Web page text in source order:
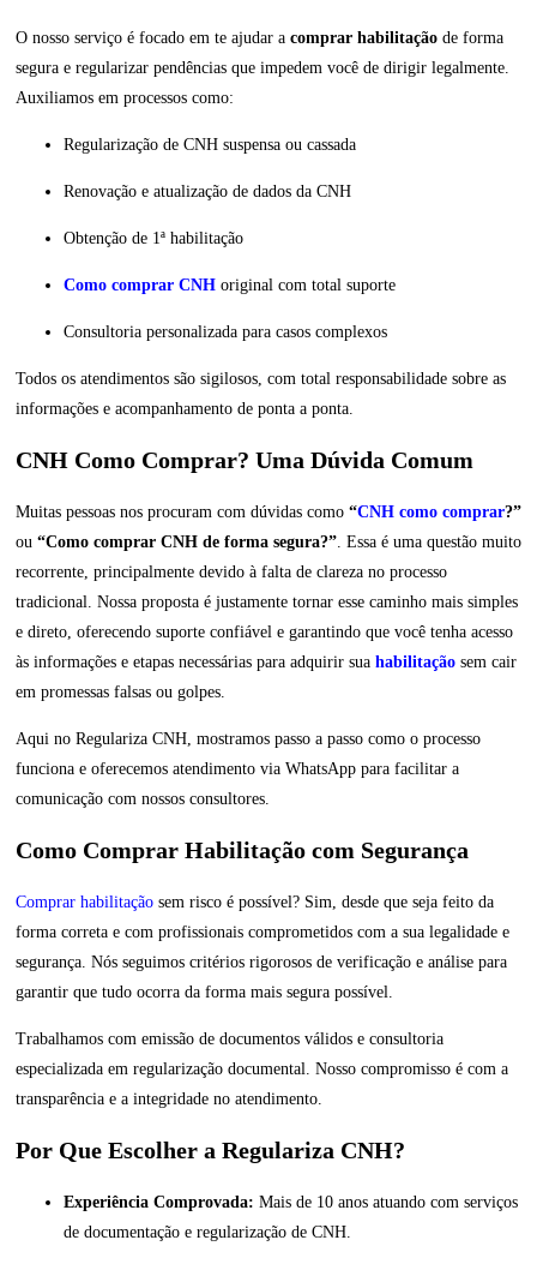
O nosso serviço é focado em te ajudar a comprar habilitação de forma
segura e regularizar pendências que impedem você de dirigir legalmente.
Auxiliamos em processos como:
Regularização de CNH suspensa ou cassada
Renovação e atualização de dados da CNH
Obtenção de 1ª habilitação
Como comprar CNH original com total suporte
Consultoria personalizada para casos complexos
Todos os atendimentos são sigilosos, com total responsabilidade sobre as
informações e acompanhamento de ponta a ponta.
CNH Como Comprar? Uma Dúvida Comum
Muitas pessoas nos procuram com dúvidas como “CNH como comprar?”
ou “Como comprar CNH de forma segura?” . Essa é uma questão muito
recorrente, principalmente devido à falta de clareza no processo
tradicional. Nossa proposta é justamente tornar esse caminho mais simples
e direto, oferecendo suporte confiável e garantindo que você tenha acesso
às informações e etapas necessárias para adquirir sua habilitação sem cair
em promessas falsas ou golpes.
Aqui no Regulariza CNH, mostramos passo a passo como o processo
funciona e oferecemos atendimento via WhatsApp para facilitar a
comunicação com nossos consultores.
Como Comprar Habilitação com Segurança
Comprar habilitação sem risco é possível? Sim, desde que seja feito da
forma correta e com profissionais comprometidos com a sua legalidade e
segurança. Nós seguimos critérios rigorosos de verificação e análise para
garantir que tudo ocorra da forma mais segura possível.
Trabalhamos com emissão de documentos válidos e consultoria
especializada em regularização documental. Nosso compromisso é com a
transparência e a integridade no atendimento.
Por Que Escolher a Regulariza CNH?
Experiência Comprovada: Mais de 10 anos atuando com serviços
de documentação e regularização de CNH.